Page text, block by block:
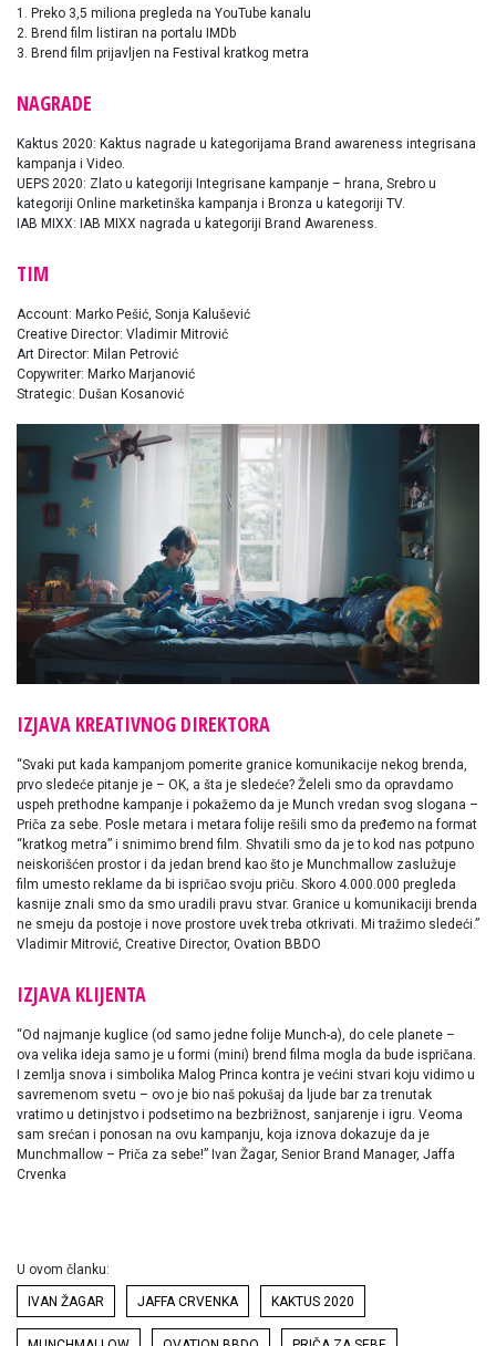
1. Preko 3,5 miliona pregleda na YouTube kanalu
2. Brend film listiran na portalu IMDb
3. Brend film prijavljen na Festival kratkog metra
NAGRADE
Kaktus 2020: Kaktus nagrade u kategorijama Brand awareness integrisana
kampanja i Video.
UEPS 2020: Zlato u kategoriji Integrisane kampanje – hrana, Srebro u
kategoriji Online marketinška kampanja i Bronza u kategoriji TV.
IAB MIXX: IAB MIXX nagrada u kategoriji Brand Awareness.
TIM
Account: Marko Pešić, Sonja Kalušević
Creative Director: Vladimir Mitrović
Art Director: Milan Petrović
Copywriter: Marko Marjanović
Strategic: Dušan Kosanović
IZJAVA KREATIVNOG DIREKTORA
“Svaki put kada kampanjom pomerite granice komunikacije nekog brenda,
prvo sledeće pitanje je – OK, a šta je sledeće? Želeli smo da opravdamo
uspeh prethodne kampanje i pokažemo da je Munch vredan svog slogana –
Priča za sebe. Posle metara i metara folije rešili smo da pređemo na format
“kratkog metra” i snimimo brend film. Shvatili smo da je to kod nas potpuno
neiskorišćen prostor i da jedan brend kao što je Munchmallow zaslužuje
film umesto reklame da bi ispričao svoju priču. Skoro 4.000.000 pregleda
kasnije znali smo da smo uradili pravu stvar. Granice u komunikaciji brenda
ne smeju da postoje i nove prostore uvek treba otkrivati. Mi tražimo sledeći.”
Vladimir Mitrović, Creative Director, Ovation BBDO
IZJAVA KLIJENTA
“Od najmanje kuglice (od samo jedne folije Munch-a), do cele planete –
ova velika ideja samo je u formi (mini) brend filma mogla da bude ispričana.
I zemlja snova i simbolika Malog Princa kontra je većini stvari koju vidimo u
savremenom svetu – ovo je bio naš pokušaj da ljude bar za trenutak
vratimo u detinjstvo i podsetimo na bezbrižnost, sanjarenje i igru. Veoma
sam srećan i ponosan na ovu kampanju, koja iznova dokazuje da je
Munchmallow – Priča za sebe!” Ivan Žagar, Senior Brand Manager, Jaffa
Crvenka
U ovom članku:
IVAN ŽAGAR JAFFA CRVENKA KAKTUS 2020